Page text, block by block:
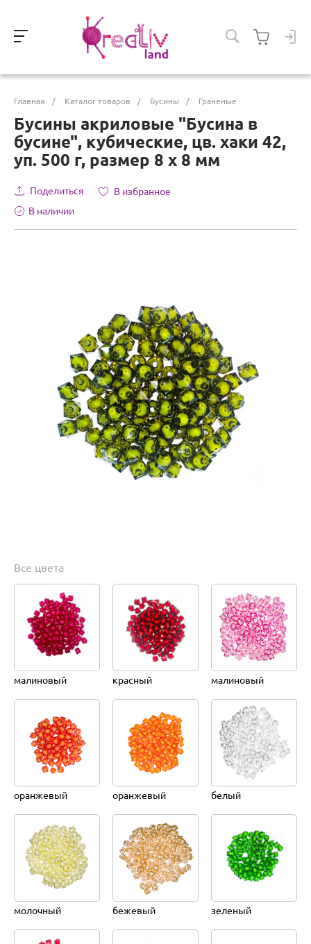
Главная / Каталог товаров / Бусины / Граненые
Бусины акриловые "Бусина в
бусине", кубические, цв. хаки 42,
уп. 500 г, размер 8 х 8 мм
Поделиться
В избранное
В наличии
Все цвета
малиновый красный малиновый
оранжевый оранжевый белый
молочный бежевый зеленый